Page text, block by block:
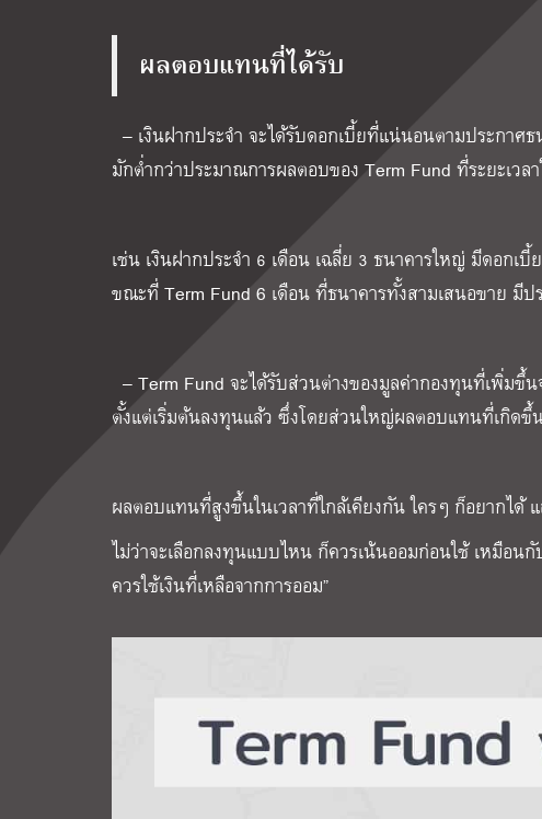
ผลตอบแทนที่ได้รับ
– เงินฝากประจำ จะได้รับดอกเบี้ยที่แน่นอนตามประกาศ
มักต่ำกว่าประมาณการผลตอบของ Term Fund ที่ระยะเวล
เช่น เงินฝากประจำ 6 เดือน เฉลี่ย 3 ธนาคารใหญ่ มีดอกเบี้
ขณะที่Term Fund 6 เดือน ที่ธนาคารทั้งสามเสนอขาย มี
– Term Fund จะได้รับส่วนต่างของมูลค่ากองทุนที่เพิ่มขึ้
ตั้งแต่เริ่มต้นลงทุนแล้ว ซึ่งโดยส่วนใหญ่ผลตอบแทนที่เกิดขึ้
ผลตอบแทนที่สูงขึ้นในเวลาที่ใกล้เคียงกัน ใครๆ ก็อยากได้
ไม่ว่าจะเลือกลงทุนแบบไหน ก็ควรเน้นออมก่อนใช้ เหมือนกั
ควรใช้เงินที่เหลือจากการออม”